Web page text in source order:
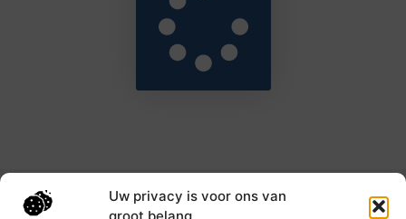
Uw privacy is voor ons van
groot belang.
Main Links